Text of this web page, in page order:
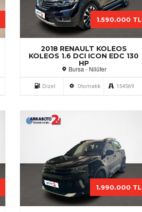
2018 RENAULT KOLEOS
KOLEOS 1.6 DCI ICON EDC 130
HP
Bursa - Nilüfer
1.590.000 TL
Dizel Otomatik 154569
1.990.000 TL